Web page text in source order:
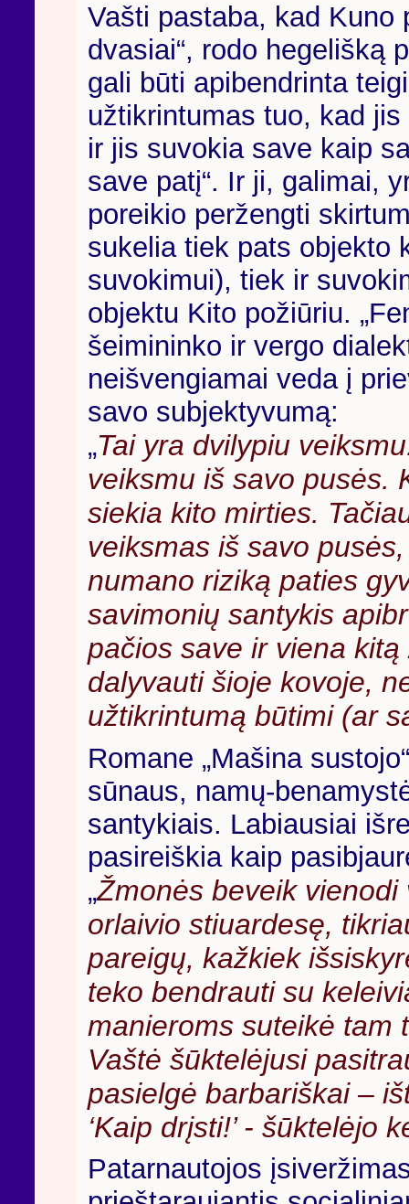
Vašti pastaba, kad Kuno
dvasiai“, rodo hegelišką
gali būti apibendrinta
užtikrintumas tuo, kad
ir jis suvokia save kaip
save patį“. Ir ji, galimai,
poreikio peržengti
sukelia tiek pats objekto
suvokimui), tiek ir
objektu Kito požiūriu.
šeimininko ir vergo
neišvengiamai veda į
savo subjektyvumą:
„Tai yra dvilypiu
veiksmu iš savo pusės.
siekia kito mirties.
veiksmas iš savo
numano riziką paties
savimonių santykis
pačios save ir viena
dalyvauti šioje kovoje,
užtikrintumą būtimi (ar
Romane „Mašina
sūnaus, namų-
santykiais. Labiausiai
pasireiškia kaip
„Žmonės beveik
orlaivio stiuardesę,
pareigų, kažkiek
teko bendrauti su
manieroms suteikė tam
Vaštė šūktelėjusi
pasielgė barbariškai –
‘Kaip drįsti!’ - šūktelėjo
Patarnautojos